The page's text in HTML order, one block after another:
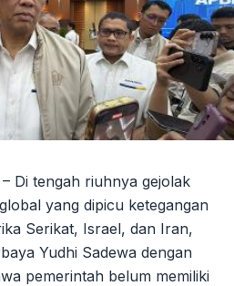
Di tengah riuhnya gejolak
yang dipicu ketegangan
Serikat, Israel, dan Iran,
Yudhi Sadewa dengan
pemerintah belum memiliki